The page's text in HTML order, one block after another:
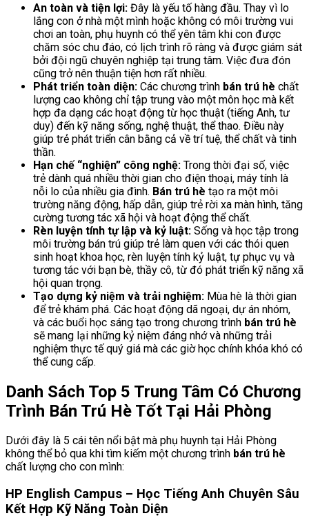
An toàn và tiện lợi: Đây là yếu tố hàng đầu. Thay vì lo
lắng con ở nhà một mình hoặc không có môi trường vui
chơi an toàn, phụ huynh có thể yên tâm khi con được
chăm sóc chu đáo, có lịch trình rõ ràng và được giám sát
bởi đội ngũ chuyên nghiệp tại trung tâm. Việc đưa đón
cũng trở nên thuận tiện hơn rất nhiều.
Phát triển toàn diện: Các chương trình bán trú hè chất
lượng cao không chỉ tập trung vào một môn học mà kết
hợp đa dạng các hoạt động từ học thuật (tiếng Anh, tư
duy) đến kỹ năng sống, nghệ thuật, thể thao. Điều này
giúp trẻ phát triển cân bằng cả về trí tuệ, thể chất và tinh
thần.
Hạn chế “nghiện” công nghệ: Trong thời đại số, việc
trẻ dành quá nhiều thời gian cho điện thoại, máy tính là
nỗi lo của nhiều gia đình. Bán trú hè tạo ra một môi
trường năng động, hấp dẫn, giúp trẻ rời xa màn hình, tăng
cường tương tác xã hội và hoạt động thể chất.
Rèn luyện tính tự lập và kỷ luật: Sống và học tập trong
môi trường bán trú giúp trẻ làm quen với các thói quen
sinh hoạt khoa học, rèn luyện tính kỷ luật, tự phục vụ và
tương tác với bạn bè, thầy cô, từ đó phát triển kỹ năng xã
hội quan trọng.
Tạo dựng kỷ niệm và trải nghiệm: Mùa hè là thời gian
để trẻ khám phá. Các hoạt động dã ngoại, dự án nhóm,
và các buổi học sáng tạo trong chương trình bán trú hè
sẽ mang lại những kỷ niệm đáng nhớ và những trải
nghiệm thực tế quý giá mà các giờ học chính khóa khó có
thể cung cấp.
Danh Sách Top 5 Trung Tâm Có Chương
Trình Bán Trú Hè Tốt Tại Hải Phòng
Dưới đây là 5 cái tên nổi bật mà phụ huynh tại Hải Phòng
không thể bỏ qua khi tìm kiếm một chương trình bán trú hè
chất lượng cho con mình:
HP English Campus – Học Tiếng Anh Chuyên Sâu
Kết Hợp Kỹ Năng Toàn Diện